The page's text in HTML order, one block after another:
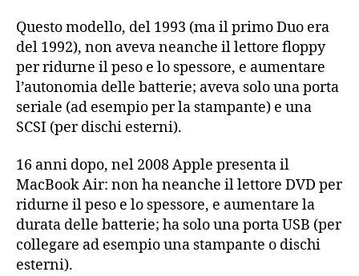
Questo modello, del 1993 (ma il primo Duo era
del 1992), non aveva neanche il lettore floppy
per ridurne il peso e lo spessore, e aumentare
l’autonomia delle batterie; aveva solo una porta
seriale (ad esempio per la stampante) e una
SCSI (per dischi esterni).
16 anni dopo, nel 2008 Apple presenta il
MacBook Air: non ha neanche il lettore DVD per
ridurne il peso e lo spessore, e aumentare la
durata delle batterie; ha solo una porta USB (per
collegare ad esempio una stampante o dischi
esterni).